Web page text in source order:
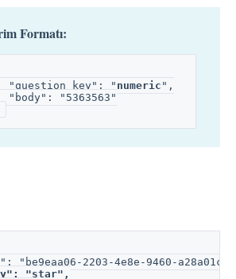
Formatı:
"question_key": "
numeric ",
"body": "5363563"
"be9eaa06-2203-4e8e-9460-
"star",